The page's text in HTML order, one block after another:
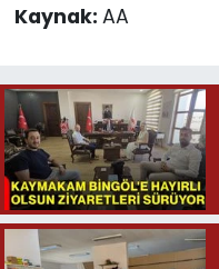
Kaynak: AA